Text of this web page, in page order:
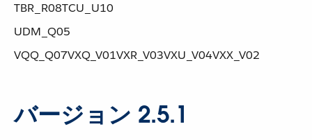
TBR_R08​ ​TCU_U10
UDM_Q05
VQQ_Q07​ ​VXQ_V01​ ​VXR_V03​ ​VXU_V04​ ​VXX_V02
バージョン 2.5.1